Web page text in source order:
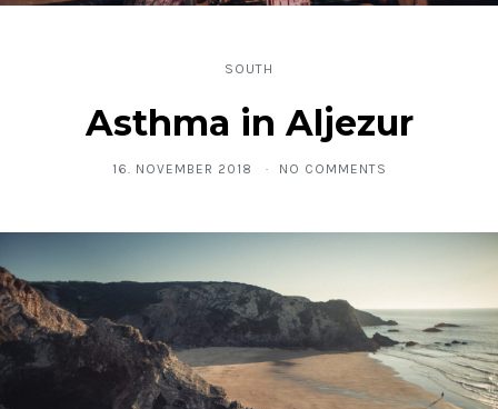
SOUTH
Asthma in Aljezur
16. NOVEMBER 2018 NO COMMENTS